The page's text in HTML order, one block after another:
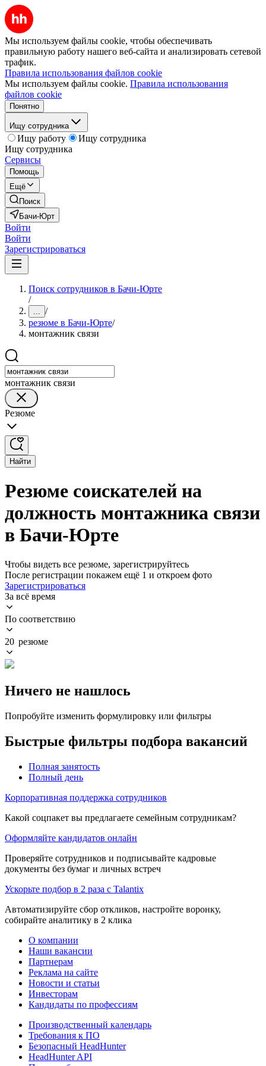
Мы используем файлы cookie, чтобы обеспечивать
правильную работу нашего веб-сайта и анализировать сетевой
трафик.
Правила использования файлов cookie
Мы используем файлы cookie. Правила использования
файлов cookie
Понятно
Ищу сотрудника
Ищу работу
Ищу сотрудника
Ищу сотрудника
Сервисы
Помощь
Ещё
Поиск
Бачи-Юрт
Войти
Войти
Зарегистрироваться
Поиск сотрудников в Бачи-Юрте
/
... /
резюме в Бачи-Юрте/
монтажник связи
монтажник связи
Резюме
Найти
Резюме соискателей на
должность монтажника связи
в Бачи-Юрте
Чтобы видеть все резюме, зарегистрируйтесь
После регистрации покажем ещё 1 и откроем фото
Зарегистрироваться
За всё время
По соответствию
20 резюме
Ничего не нашлось
Попробуйте изменить формулировку или фильтры
Быстрые фильтры подбора вакансий
Полная занятость
Полный день
Корпоративная поддержка сотрудников
Какой соцпакет вы предлагаете семейным сотрудникам?
Оформляйте кандидатов онлайн
Проверяйте сотрудников и подписывайте кадровые
документы без бумаг и личных встреч
Ускорьте подбор в 2 раза с Talantix
Автоматизируйте сбор откликов, настройте воронку,
собирайте аналитику в 2 клика
О компании
Наши вакансии
Партнерам
Реклама на сайте
Новости и статьи
Инвесторам
Кандидаты по профессиям
Производственный календарь
Требования к ПО
Безопасный HeadHunter
HeadHunter API